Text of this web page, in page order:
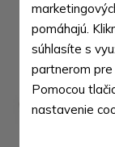
pomáhajú.
súhlasíte s
partnerom pre
Pomocou
nastavenie